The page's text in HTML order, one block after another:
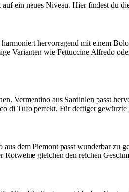
ein neues Niveau. Hier findest du
hervorragend mit einem
Varianten wie Fettuccine Alfredo
Vermentino aus Sardinien passt
di Tufo perfekt. Für deftiger
dem Piemont passt wunderbar zu
gleichen den reichen